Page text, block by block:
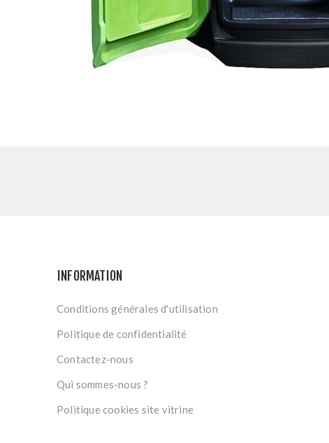
INFORMATION
Conditions générales d'utilisation
Politique de confidentialité
Contactez-nous
Qui sommes-nous ?
Politique cookies site vitrine